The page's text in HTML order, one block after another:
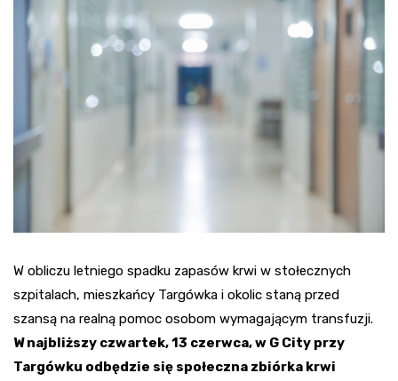
W obliczu letniego spadku zapasów krwi w stołecznych
szpitalach, mieszkańcy Targówka i okolic staną przed
szansą na realną pomoc osobom wymagającym transfuzji.
W najbliższy czwartek, 13 czerwca, w G City przy
Targówku odbędzie się społeczna zbiórka krwi